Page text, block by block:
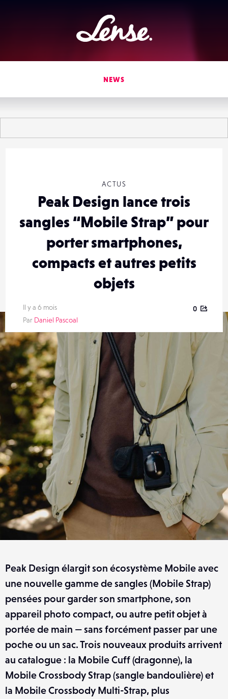
Lense
NEWS
ACTUS
Peak Design lance trois
sangles “Mobile Strap” pour
porter smartphones,
compacts et autres petits
objets
Il y a 6 mois
Par Daniel Pascoal
0
Peak Design élargit son écosystème Mobile avec
une nouvelle gamme de sangles (Mobile Strap)
pensées pour garder son smartphone, son
appareil photo compact, ou autre petit objet à
portée de main — sans forcément passer par une
poche ou un sac. Trois nouveaux produits arrivent
au catalogue : la Mobile Cuff (dragonne), la
Mobile Crossbody Strap (sangle bandoulière) et
la Mobile Crossbody Multi-Strap, plus